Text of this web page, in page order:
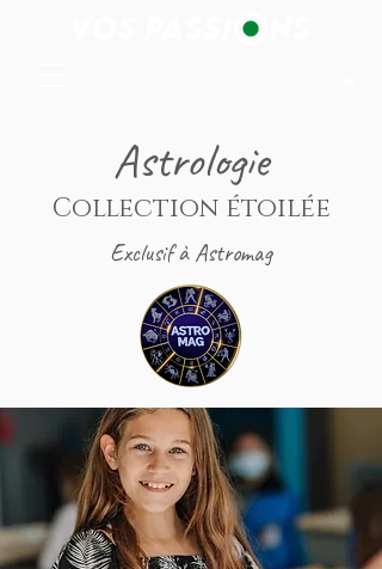
Astrologie
Collection étoilée
Exclusif à Astromag